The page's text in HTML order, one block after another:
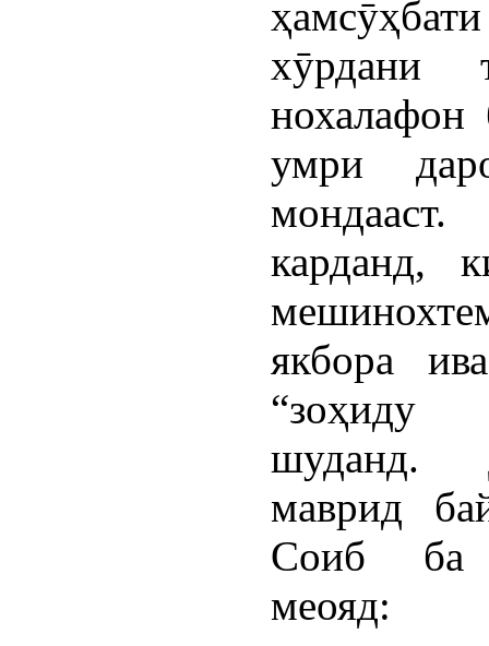
хӯрдани
нохалафон
умри
карданд,
якбора
маврид
Соиб ба
меояд: